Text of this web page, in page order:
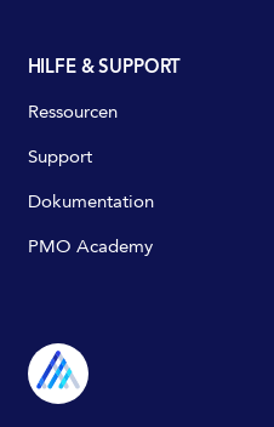
HILFE & SUPPORT
Ressourcen
Support
Dokumentation
PMO Academy